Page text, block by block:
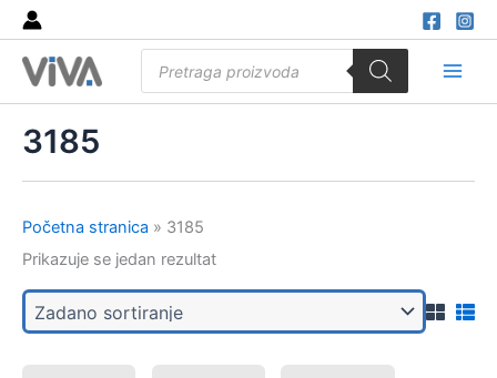
Skip
to
content
search
3185
Početna stranica » 3185
Prikazuje se jedan rezultat